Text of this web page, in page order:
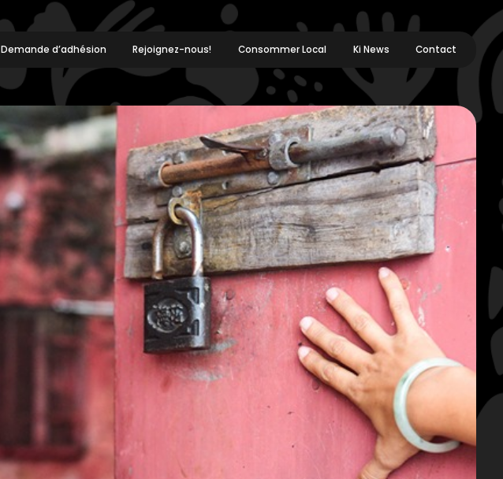
Demande d’adhésion Rejoignez-nous! Consommer Local Ki News Contact